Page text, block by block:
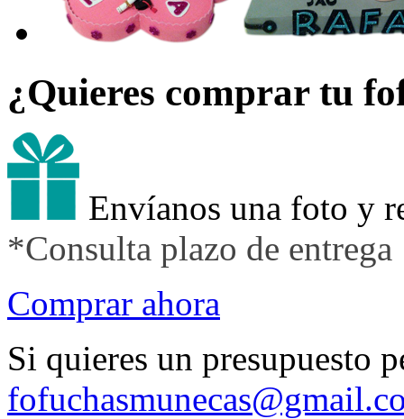
¿Quieres comprar tu
Envíanos una foto y
*Consulta plazo de entrega
Comprar ahora
Si quieres un presupuesto